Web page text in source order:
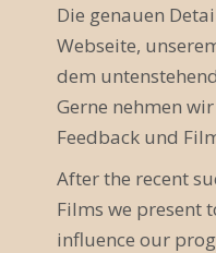
g
a
t
i
o
n
Die genauen
Webseite,
dem
Gerne nehmen
Feedback und
After the recent
Films we present
influence our